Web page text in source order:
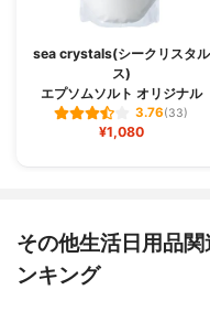
sea crystals(シークリスタル
ス)
エプソムソルト オリジナル
3.76(33)
¥1,080
その他生活日用品
ンキング